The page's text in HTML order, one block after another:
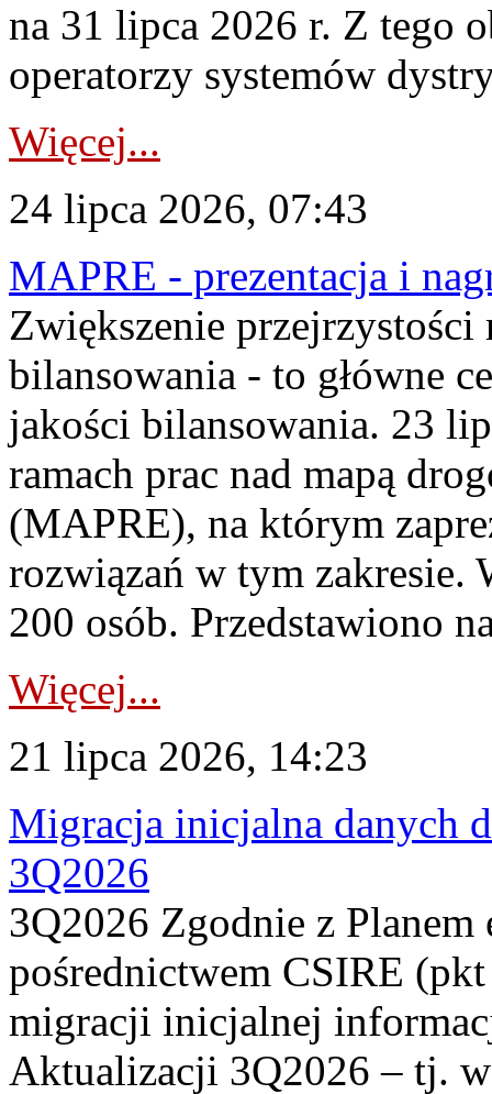
na 31 lipca 2026 r. Z tego
operatorzy systemów
Więcej...
24 lipca 2026, 07:43
MAPRE - prezentacja i
Zwiększenie
bilansowania - to główne
jakości bilansowania. 23
ramach prac nad mapą
(MAPRE), na którym
rozwiązań w tym zakresie.
200 osób. Przedstawiono
Więcej...
21 lipca 2026, 14:23
Migracja inicjalna danych
3Q2026
3Q2026 Zgodnie z
pośrednictwem CSIRE
migracji inicjalnej
Aktualizacji 3Q2026 – tj.